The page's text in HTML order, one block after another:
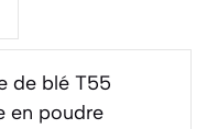
de blé T55
en poudre